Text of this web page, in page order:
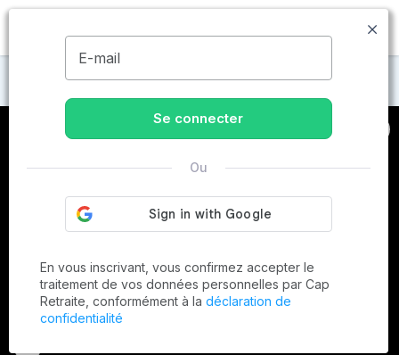
MENU
Maisons de retraite à Berthecourt
E-mail
Se connecter
Ou
En vous inscrivant, vous confirmez accepter le
traitement de vos données personnelles par Cap
Retraite, conformément à la déclaration de
confidentialité